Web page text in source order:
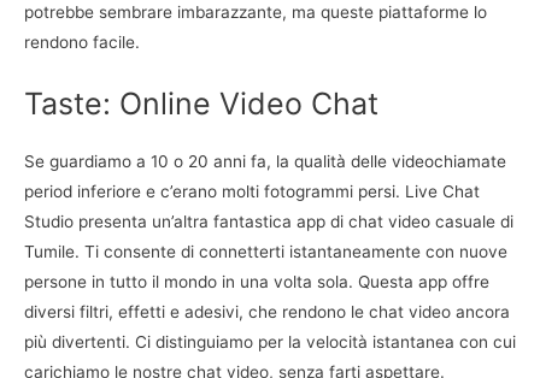
potrebbe sembrare imbarazzante, ma queste piattaforme lo
rendono facile.
Taste: Online Video Chat
Se guardiamo a 10 o 20 anni fa, la qualità delle videochiamate
period inferiore e c’erano molti fotogrammi persi. Live Chat
Studio presenta un’altra fantastica app di chat video casuale di
Tumile. Ti consente di connetterti istantaneamente con nuove
persone in tutto il mondo in una volta sola. Questa app offre
diversi filtri, effetti e adesivi, che rendono le chat video ancora
più divertenti. Ci distinguiamo per la velocità istantanea con cui
carichiamo le nostre chat video, senza farti aspettare.